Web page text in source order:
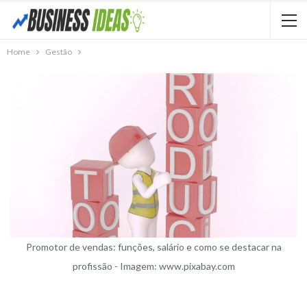
Home Gestão
Promotor de vendas: funções, salário e como se destacar na
profissão - Imagem: www.pixabay.com